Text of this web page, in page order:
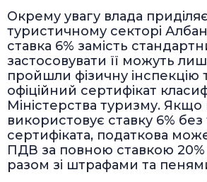
Окрему увагу влада
туристичному секторі
ставка 6% замість
застосовувати її можуть
пройшли фізичну інспекцію
офіційний сертифікат
Міністерства туризму. Якщо
використовує ставку 6% без
сертифіката, податкова
ПДВ за повною ставкою 20%
разом зі штрафами та